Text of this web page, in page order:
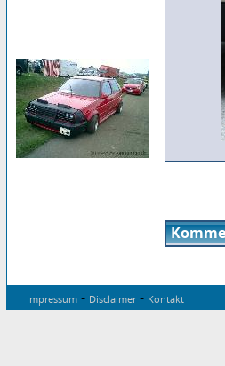
Impressum - Disclaimer- Kontakt